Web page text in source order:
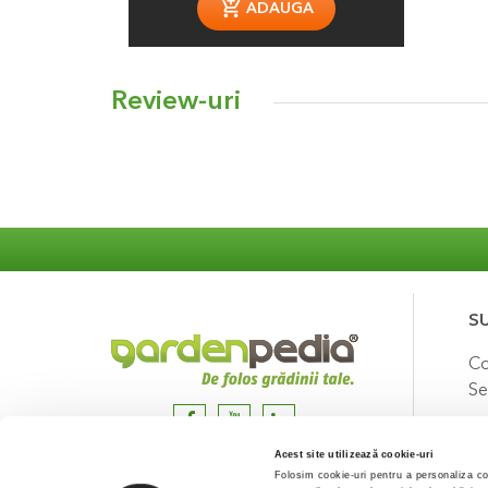
Acest site utilizează cookie-uri
Folosim cookie-uri pentru a personaliza
ADAUGA
Review-uri